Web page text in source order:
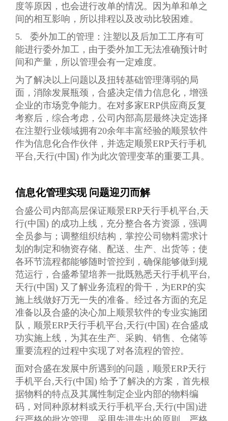
度等原因，也会进行改单的情况。因为单和单之
间的相互影响，所以排程以及改动比较困难。
5. 委外加工的管理：注塑以及后加工工序有可
能进行委外加工，由于委外加工无法准确预计时
间和产量，所以管理会有一定难度。
为了解决以上问题以及扭转基础管理薄弱的局
面，消除发展瓶颈，合盛决定借力信息化，增强
企业的市场竞争能力。在对多家ERP供应商反复
考察后，综合考虑，公司内部高层最终决定选择
在注塑行业领域拥有20余年丰富经验的顺景软件
作为信息化合作伙伴，并选定顺景ERP天行手机
平台,天行(中国) 作为此次管理变革的重要工具。
信息化管理实现 问题迎刃而解
合盛公司内部高层保证顺景ERP天行手机平台,天
行(中国) 的成功上线，充分整合各方资源，强调
全员参与；调整组织结构，掌控公司物料需求计
划的制定和物资存储、配送、生产、出货等；使
各环节流程都能够随时管控到，确保能够做到规
范运行，合盛希望培养一批既熟悉天行手机平台,
天行(中国) 又了解业务流程的骨干，为ERP的实
施上线做好万无一失的准备。经过各方面的充足
准备以及合盛的决心加上顺景软件的专业实施团
队，顺景ERP天行手机平台,天行(中国) 在合盛成
功实施上线，为其在生产、采购、销售、仓储等
重要流程的过程中实现了对各流程的管控。
面对合盛在发展中所遇到的问题，顺景ERP天行
手机平台,天行(中国) 给予了解决的方案，首先根
据物料的特点及其属性制定企业内部的物料编
码，对同种原材料或天行手机平台,天行(中国)进